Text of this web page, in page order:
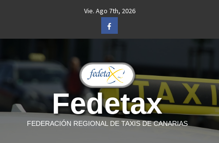
Vie. Ago 7th, 2026
Facebook
Fedetax
FEDERACIÓN REGIONAL DE TAXIS DE CANARIAS